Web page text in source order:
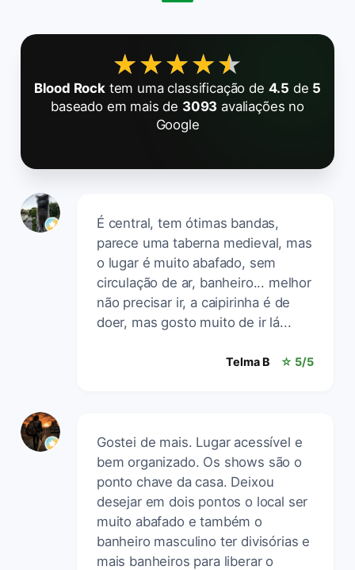
★★★★★
★★★★★
Blood Rock tem uma classificação de 4.5 de 5
baseado em mais de 3093 avaliações no
Google
É central, tem ótimas bandas,
parece uma taberna medieval, mas
o lugar é muito abafado, sem
circulação de ar, banheiro... melhor
não precisar ir, a caipirinha é de
doer, mas gosto muito de ir lá...
Telma B ☆ 5/5
Gostei de mais. Lugar acessível e
bem organizado. Os shows são o
ponto chave da casa. Deixou
desejar em dois pontos o local ser
muito abafado e também o
banheiro masculino ter divisórias e
mais banheiros para liberar o